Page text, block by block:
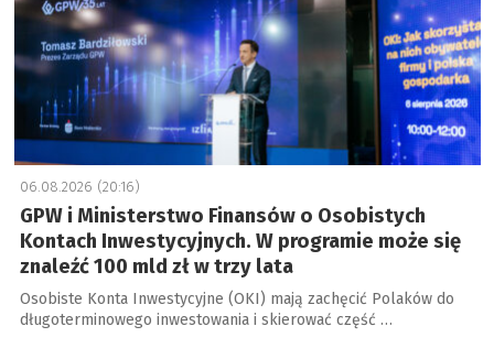
06.08.2026 (20:16)
GPW i Ministerstwo Finansów o Osobistych
Kontach Inwestycyjnych. W programie może się
znaleźć 100 mld zł w trzy lata
Osobiste Konta Inwestycyjne (OKI) mają zachęcić Polaków do
długoterminowego inwestowania i skierować część …